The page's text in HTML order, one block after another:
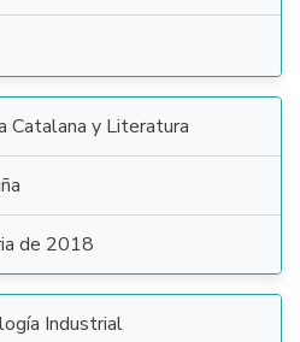
Catalana y Literatura
de 2018
Industrial